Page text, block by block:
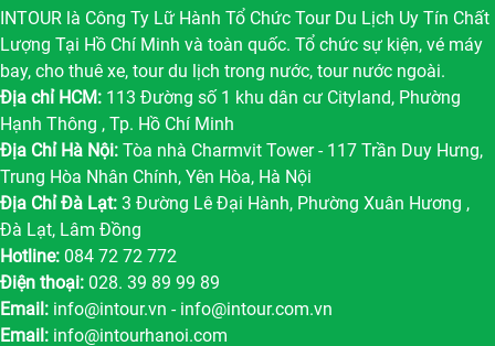
INTOUR là Công Ty Lữ Hành Tổ Chức Tour Du Lịch Uy Tín Chất
Lượng Tại Hồ Chí Minh và toàn quốc. Tổ chức sự kiện, vé máy
bay, cho thuê xe, tour du lịch trong nước, tour nước ngoài.
Địa chỉ HCM: 113 Đường số 1 khu dân cư Cityland, Phường
Hạnh Thông , Tp. Hồ Chí Minh
Địa Chỉ Hà Nội: Tòa nhà Charmvit Tower - 117 Trần Duy Hưng,
Trung Hòa Nhân Chính, Yên Hòa, Hà Nội
Địa Chỉ Đà Lạt: 3 Đường Lê Đại Hành, Phường Xuân Hương ,
Đà Lạt, Lâm Đồng
Hotline: 084 72 72 772
Điện thoại: 028. 39 89 99 89
Email: info@intour.vn - info@intour.com.vn
Email: info@intourhanoi.com